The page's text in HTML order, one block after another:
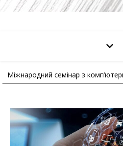
Міжнародний семінар з